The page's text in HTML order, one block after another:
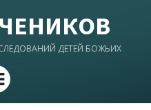
ДЕТЕЙ БОЖЬИХ